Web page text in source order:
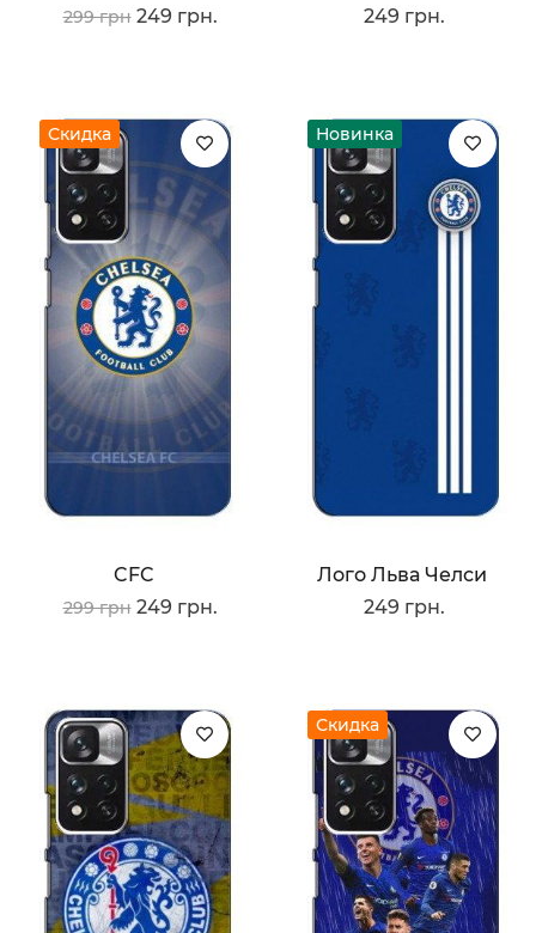
299 грн 249 грн.
249 грн.
Скидка
CFC
299 грн 249 грн.
Новинка
Лого Льва Челси
249 грн.
Скидка